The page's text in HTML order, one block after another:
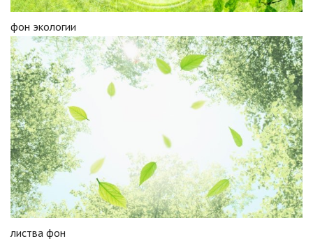
фон экологии
листва фон